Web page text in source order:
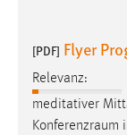
[PDF] Flyer
Relevanz:
meditativer
Konferenzraum
Cookie